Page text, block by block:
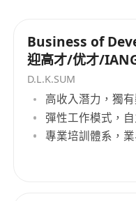
Business of
迎高才/优才/
话优先；可转正/续
D.L.K.SUM
高收入潛力，獨
彈性工作模式，
專業培訓體系，